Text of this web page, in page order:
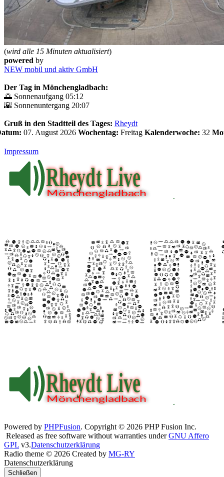
(wird alle 15 Minuten aktualisiert)
powered by
NEW mobil und aktiv GmbH
Der Tag in Mönchengladbach:
🌅 Sonnenaufgang 05:12
🌇 Sonnenuntergang 20:07
Gruß in den Stadtteil des Tages: Rheydt
07. August 2026 Wochentag: Freitag Kalenderwoche: 32
Impressum
Powered by PHPFusion. Copyright © 2026 PHP Fusion Inc.
Released as free software without warranties underGNU Affero
GPL v3.Datenschutzerklärung
Radio theme © 2026 Created by MG-RY
Datenschutzerklärung
Schließen